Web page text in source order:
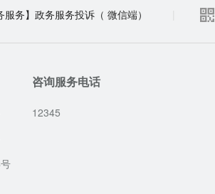
服务】政务服务投诉（ 微信端）
咨询服务电话
12345